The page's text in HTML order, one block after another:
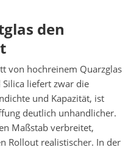
den
von hochreinem Quarzglas
Silica liefert zwar die
und Kapazität, ist
deutlich unhandlicher.
Maßstab verbreitet,
Rollout realistischer. In der